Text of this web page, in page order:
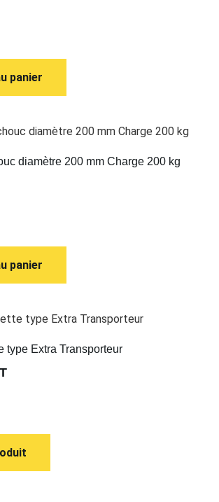
panier
diamètre 200 mm Charge 200 kg
panier
type Extra Transporteur